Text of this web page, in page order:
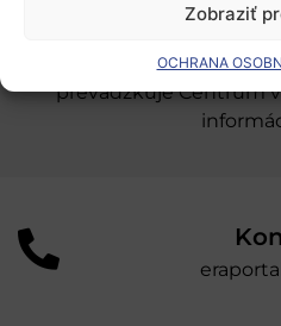
Zobraziť
OCHRANA
úniou v rámci
prevádzkuje Centrum